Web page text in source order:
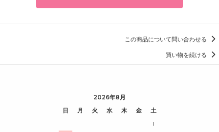
この商品について問い合わせる
買い物を続ける
2026年8月
日
月 火 水 木 金
土
1